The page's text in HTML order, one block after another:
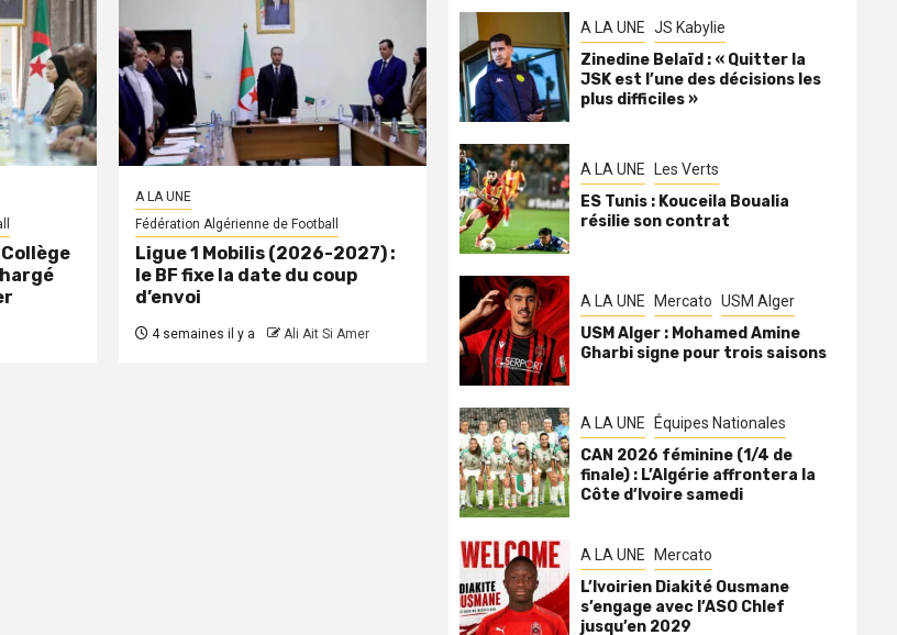
A LA UNE
Fédération Algérienne de Football
Ligue 1 Mobilis (2026-2027) :
le BF fixe la date du coup
d’envoi
4 semaines il y a Ali Ait Si Amer
A LA UNE JS Kabylie
Zinedine Belaïd : « Quitter la
JSK est l’une des décisions les
plus difficiles »
A LA UNE Les Verts
ES Tunis : Kouceila Boualia
résilie son contrat
A LA UNE Mercato USM Alger
USM Alger : Mohamed Amine
Gharbi signe pour trois saisons
A LA UNE Équipes Nationales
CAN 2026 féminine (1/4 de
finale) : L’Algérie affrontera la
Côte d’Ivoire samedi
A LA UNE Mercato
L’Ivoirien Diakité Ousmane
s’engage avec l’ASO Chlef
jusqu’en 2029